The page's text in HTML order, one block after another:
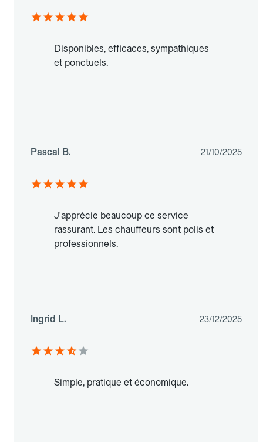
Disponibles, efficaces, sympathiques
et ponctuels.
Pascal B. 21/10/2025
J'apprécie beaucoup ce service
rassurant. Les chauffeurs sont polis et
professionnels.
Ingrid L. 23/12/2025
Simple, pratique et économique.